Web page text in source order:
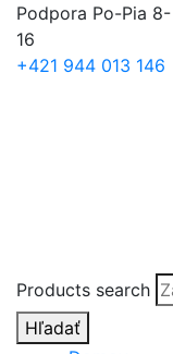
Podpora Po-Pia 8-
16
+421 944 013 146
Products search
Hľadať